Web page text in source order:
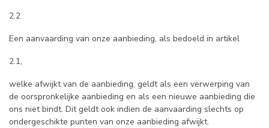
2.2
Een aanvaarding van onze aanbieding, als bedoeld in artikel
2.1,
welke afwijkt van de aanbieding, geldt als een verwerping van
de oorspronkelijke aanbieding en als een nieuwe aanbieding die
ons niet bindt. Dit geldt ook indien de aanvaarding slechts op
ondergeschikte punten van onze aanbieding afwijkt.